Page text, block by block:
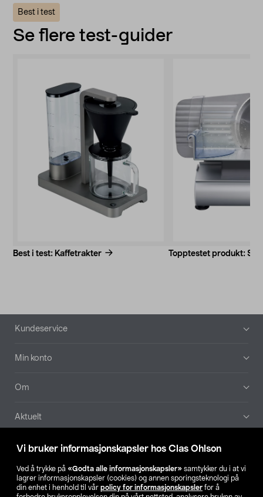
Vi bruker informasjonskapsler hos Clas Ohlson
Ved å trykke på «Godta alle informasjonskapsler» samtykker du i at vi
lagrer informasjonskapsler (cookies) og annen sporingsteknologi på
din enhet i henhold til vår policy for informasjonskapsler for å
Best i test
Se flere test-guider
Best i test: Kaffetrakter Topptestet produkt:
Bunntekst
Kundeservice
Min konto
Om
Aktuelt
Våre selskaper
Finn din butikk